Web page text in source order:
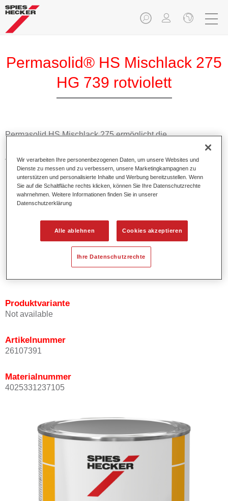
Permasolid® HS Mischlack 275
HG 739 rotviolett
Permasolid HS Mischlack 275 ermöglicht die
Farbtonausmischung vom hochwertigen Permasolid HS
Autolack 275 mit allen Uni-Farbtönen für die Pkw-
Lackierung.
Produktmerkmale
Erlaubt eine einfache und schnelle Verarbeitung in 1,5
Ermöglicht schnelle Trocknungszeiten.
Bietet ein hohes Deckvermögen.
Besitzt einen exzellenten Decklackstand.
Entspricht den VOC Anforderungen.
Produktvariante
Not available
Artikelnummer
26107391
Materialnummer
4025331237105
Wir verarbeiten Ihre personenbezogenen Daten, um unsere Websites und
Dienste zu messen und zu verbessern, unsere Marketingkampagnen zu
unterstützen und personalisierte Inhalte und Werbung bereitzustellen. Wenn
Sie auf die Schaltfläche rechts klicken, können Sie Ihre Datenschutzrechte
wahrnehmen. Weitere Informationen finden Sie in unserer
Datenschutzerklärung
Alle ablehnen Cookies akzeptieren
Ihre Datenschutzrechte